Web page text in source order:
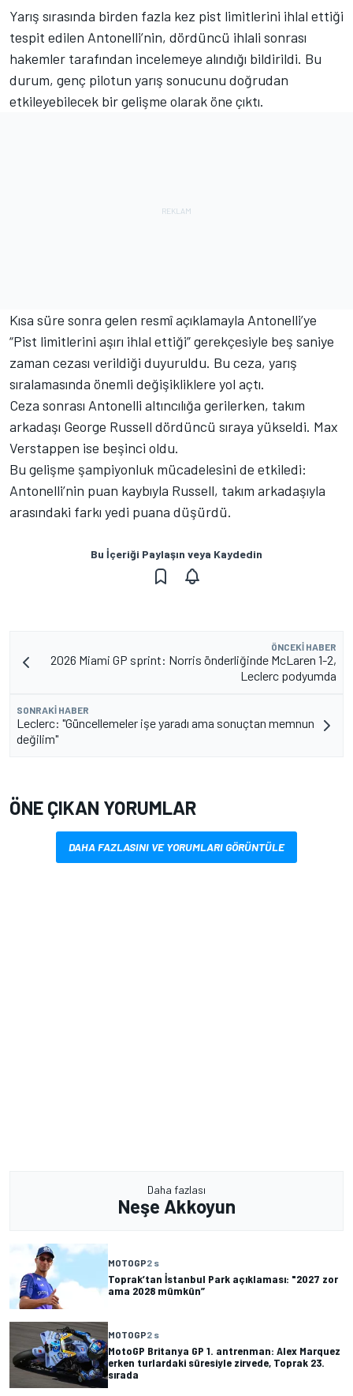
Yarış sırasında birden fazla kez pist limitlerini ihlal ettiği
tespit edilen Antonelli’nin, dördüncü ihlali sonrası
hakemler tarafından incelemeye alındığı bildirildi. Bu
durum, genç pilotun yarış sonucunu doğrudan
etkileyebilecek bir gelişme olarak öne çıktı.
Kısa süre sonra gelen resmî açıklamayla Antonelli’ye
“Pist limitlerini aşırı ihlal ettiği” gerekçesiyle beş saniye
zaman cezası verildiği duyuruldu. Bu ceza, yarış
sıralamasında önemli değişikliklere yol açtı.
Ceza sonrası Antonelli altıncılığa gerilerken, takım
arkadaşı George Russell dördüncü sıraya yükseldi. Max
Verstappen ise beşinci oldu.
Bu gelişme şampiyonluk mücadelesini de etkiledi:
Antonelli’nin puan kaybıyla Russell, takım arkadaşıyla
arasındaki farkı yedi puana düşürdü.
Bu İçeriği Paylaşın veya Kaydedin
ÖNCEKI HABER
2026 Miami GP sprint: Norris önderliğinde McLaren 1-2,
Leclerc podyumda
SONRAKI HABER
Leclerc: "Güncellemeler işe yaradı ama sonuçtan memnun
değilim"
ÖNE ÇIKAN YORUMLAR
DAHA FAZLASINI VE YORUMLARI GÖRÜNTÜLE
Daha fazlası
Neşe Akkoyun
MOTOGP2 s
Toprak’tan İstanbul Park açıklaması: "2027 zor
ama 2028 mümkün”
MOTOGP2 s
MotoGP Britanya GP 1. antrenman: Alex Marquez
erken turlardaki süresiyle zirvede, Toprak 23.
sırada